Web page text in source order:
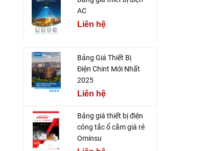
AC
Liên hệ
Bảng Giá Thiết Bị
Điện Chint Mới Nhất
2025
Liên hệ
Bảng giá thiết bị điện
công tắc ổ cắm giá rẻ
Ominsu